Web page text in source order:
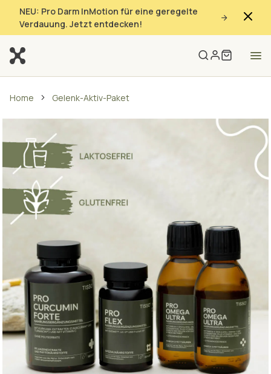
NEU: Pro Darm InMotion für eine geregelte
Verdauung. Jetzt entdecken!
Home Gelenk-Aktiv-Paket